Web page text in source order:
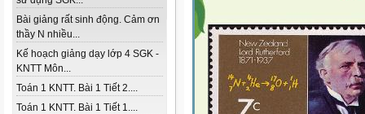
Bài giảng rất sinh động. Cảm ơn
thầy N nhiều...
Kế hoạch giảng dạy lớp 4 SGK -
KNTT Môn...
Toán 1 KNTT. Bài 1 Tiết 2....
Toán 1 KNTT. Bài 1 Tiết 1....